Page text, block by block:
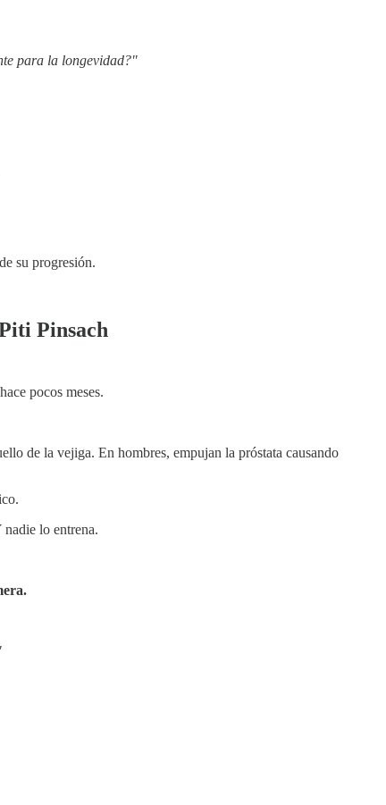
para la longevidad?"
su progresión.
Pinsach
pocos meses.
de la vejiga. En hombres, empujan la próstata causando
lo entrena.